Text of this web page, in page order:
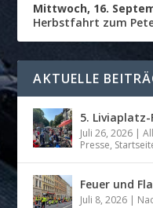
Mittwoch, 16.
Herbstfahrt zum
AKTUELLE
5.
Juli 26, 2026 |
Presse,
Feuer und
Juli 8, 2026 |